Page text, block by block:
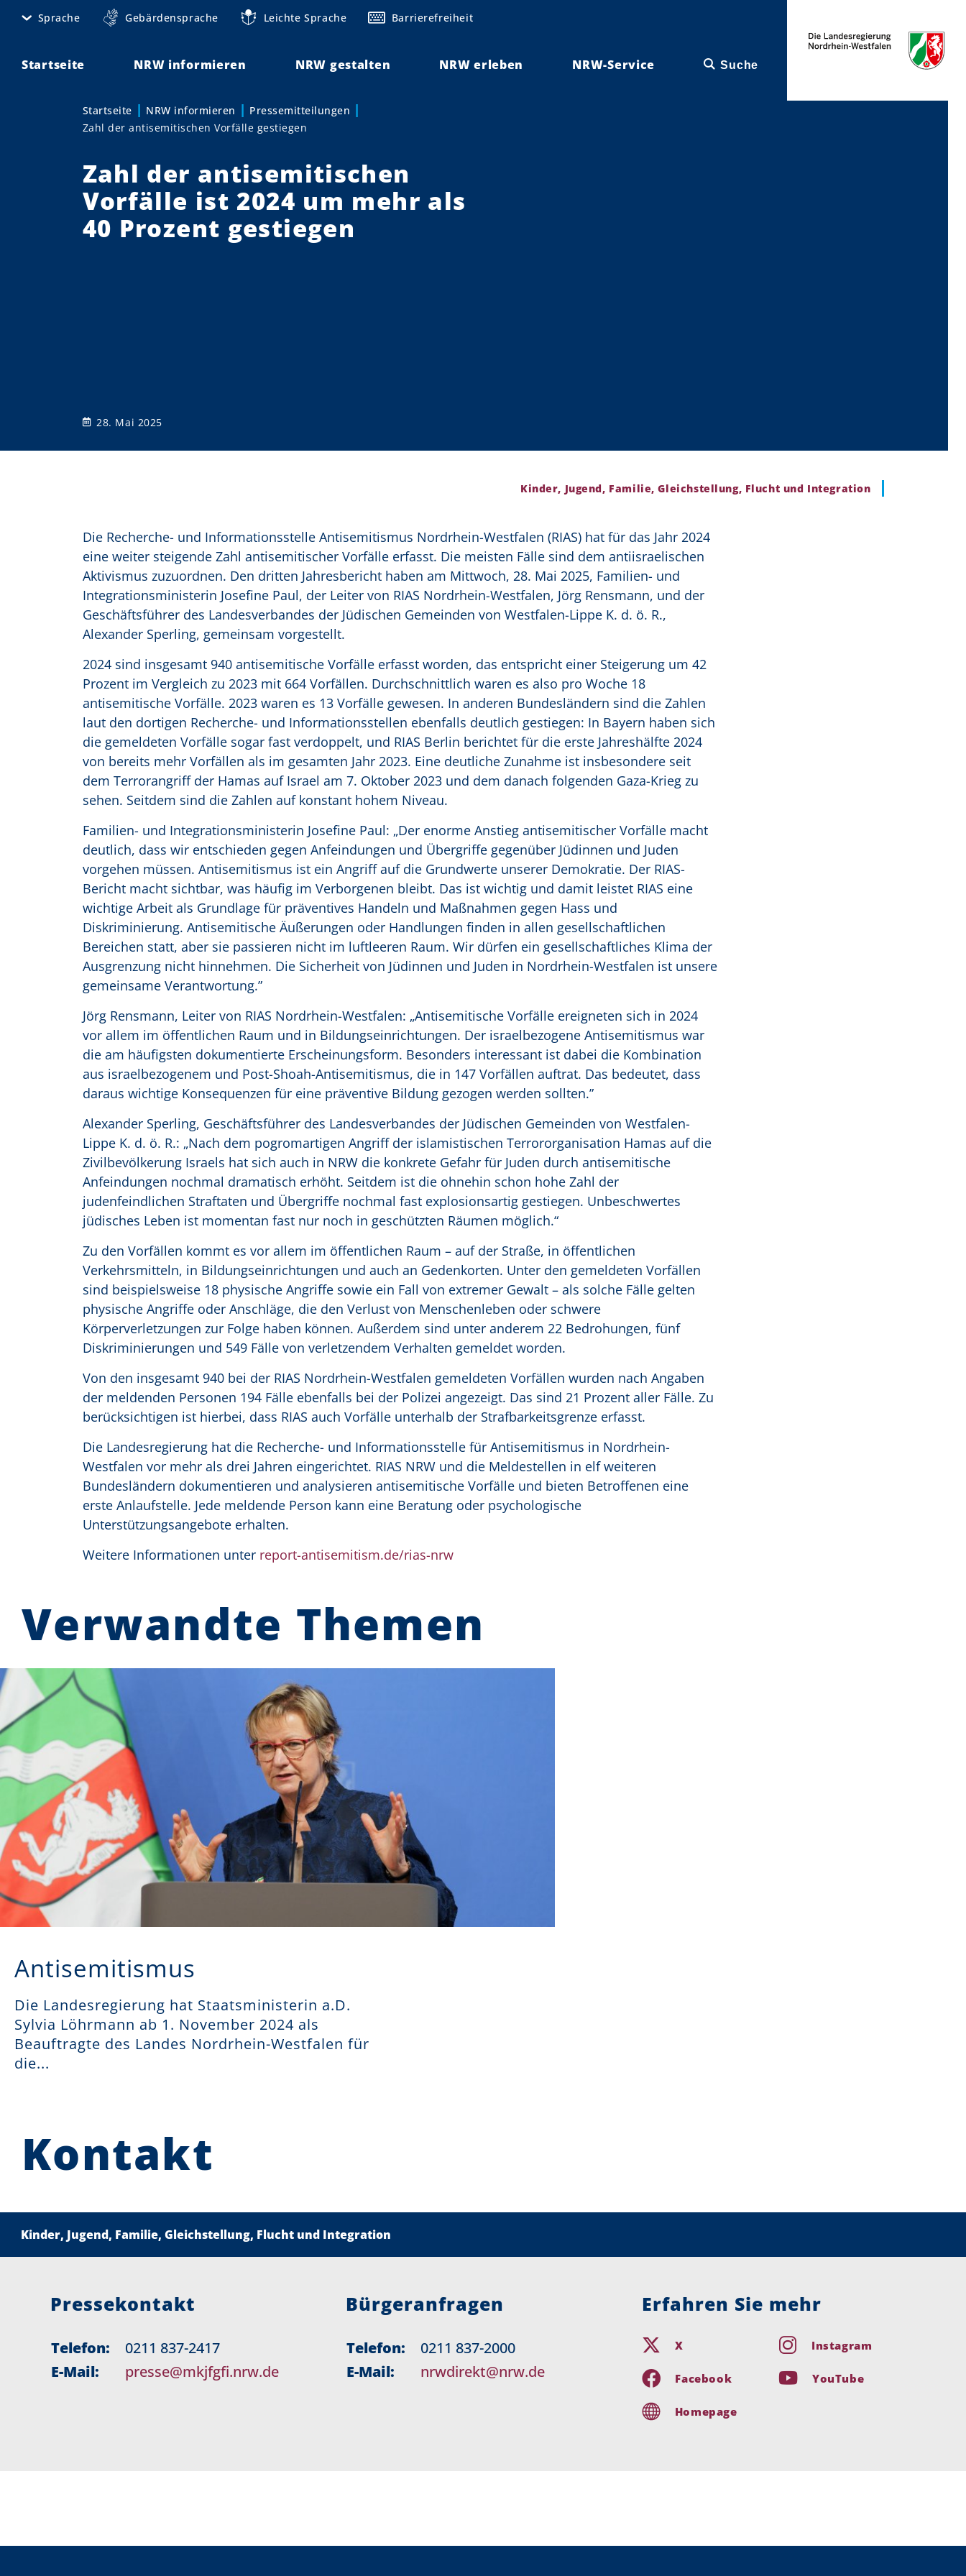
Sprache Gebärdensprache Leichte Sprache Barrierefreiheit
Startseite NRW informieren NRW gestalten NRW erleben NRW-Service Suche
Sie sind hier:
Startseite NRW informieren
Pressemitteilungen
Zahl der antisemitischen Vorfälle gestiegen
Zahl der antisemitischen
Vorfälle ist 2024 um mehr als
40 Prozent gestiegen
28. Mai 2025
Kinder, Jugend, Familie, Gleichstellung, Flucht und Integration
Die Recherche- und Informationsstelle Antisemitismus Nordrhein-Westfalen (RIAS) hat für das Jahr 2024
eine weiter steigende Zahl antisemitischer Vorfälle erfasst. Die meisten Fälle sind dem antiisraelischen
Aktivismus zuzuordnen. Den dritten Jahresbericht haben am Mittwoch, 28. Mai 2025, Familien- und
Integrationsministerin Josefine Paul, der Leiter von RIAS Nordrhein-Westfalen, Jörg Rensmann, und der
Geschäftsführer des Landesverbandes der Jüdischen Gemeinden von Westfalen-Lippe K. d. ö. R.,
Alexander Sperling, gemeinsam vorgestellt.
2024 sind insgesamt 940 antisemitische Vorfälle erfasst worden, das entspricht einer Steigerung um 42
Prozent im Vergleich zu 2023 mit 664 Vorfällen. Durchschnittlich waren es also pro Woche 18
antisemitische Vorfälle. 2023 waren es 13 Vorfälle gewesen. In anderen Bundesländern sind die Zahlen
laut den dortigen Recherche- und Informationsstellen ebenfalls deutlich gestiegen: In Bayern haben sich
die gemeldeten Vorfälle sogar fast verdoppelt, und RIAS Berlin berichtet für die erste Jahreshälfte 2024
von bereits mehr Vorfällen als im gesamten Jahr 2023. Eine deutliche Zunahme ist insbesondere seit
dem Terrorangriff der Hamas auf Israel am 7. Oktober 2023 und dem danach folgenden Gaza-Krieg zu
sehen. Seitdem sind die Zahlen auf konstant hohem Niveau.
Familien- und Integrationsministerin Josefine Paul: „Der enorme Anstieg antisemitischer Vorfälle macht
deutlich, dass wir entschieden gegen Anfeindungen und Übergriffe gegenüber Jüdinnen und Juden
vorgehen müssen. Antisemitismus ist ein Angriff auf die Grundwerte unserer Demokratie. Der RIAS-
Bericht macht sichtbar, was häufig im Verborgenen bleibt. Das ist wichtig und damit leistet RIAS eine
wichtige Arbeit als Grundlage für präventives Handeln und Maßnahmen gegen Hass und
Diskriminierung. Antisemitische Äußerungen oder Handlungen finden in allen gesellschaftlichen
Bereichen statt, aber sie passieren nicht im luftleeren Raum. Wir dürfen ein gesellschaftliches Klima der
Ausgrenzung nicht hinnehmen. Die Sicherheit von Jüdinnen und Juden in Nordrhein-Westfalen ist unsere
gemeinsame Verantwortung.”
Jörg Rensmann, Leiter von RIAS Nordrhein-Westfalen: „Antisemitische Vorfälle ereigneten sich in 2024
vor allem im öffentlichen Raum und in Bildungseinrichtungen. Der israelbezogene Antisemitismus war
die am häufigsten dokumentierte Erscheinungsform. Besonders interessant ist dabei die Kombination
aus israelbezogenem und Post-Shoah-Antisemitismus, die in 147 Vorfällen auftrat. Das bedeutet, dass
daraus wichtige Konsequenzen für eine präventive Bildung gezogen werden sollten.”
Alexander Sperling, Geschäftsführer des Landesverbandes der Jüdischen Gemeinden von Westfalen-
Lippe K. d. ö. R.: „Nach dem pogromartigen Angriff der islamistischen Terrororganisation Hamas auf die
Zivilbevölkerung Israels hat sich auch in NRW die konkrete Gefahr für Juden durch antisemitische
Anfeindungen nochmal dramatisch erhöht. Seitdem ist die ohnehin schon hohe Zahl der
judenfeindlichen Straftaten und Übergriffe nochmal fast explosionsartig gestiegen. Unbeschwertes
jüdisches Leben ist momentan fast nur noch in geschützten Räumen möglich.“
Zu den Vorfällen kommt es vor allem im öffentlichen Raum – auf der Straße, in öffentlichen
Verkehrsmitteln, in Bildungseinrichtungen und auch an Gedenkorten. Unter den gemeldeten Vorfällen
sind beispielsweise 18 physische Angriffe sowie ein Fall von extremer Gewalt – als solche Fälle gelten
physische Angriffe oder Anschläge, die den Verlust von Menschenleben oder schwere
Körperverletzungen zur Folge haben können. Außerdem sind unter anderem 22 Bedrohungen, fünf
Diskriminierungen und 549 Fälle von verletzendem Verhalten gemeldet worden.
Von den insgesamt 940 bei der RIAS Nordrhein-Westfalen gemeldeten Vorfällen wurden nach Angaben
der meldenden Personen 194 Fälle ebenfalls bei der Polizei angezeigt. Das sind 21 Prozent aller Fälle. Zu
berücksichtigen ist hierbei, dass RIAS auch Vorfälle unterhalb der Strafbarkeitsgrenze erfasst.
Die Landesregierung hat die Recherche- und Informationsstelle für Antisemitismus in Nordrhein-
Westfalen vor mehr als drei Jahren eingerichtet. RIAS NRW und die Meldestellen in elf weiteren
Bundesländern dokumentieren und analysieren antisemitische Vorfälle und bieten Betroffenen eine
erste Anlaufstelle. Jede meldende Person kann eine Beratung oder psychologische
Unterstützungsangebote erhalten.
Weitere Informationen unter report-antisemitism.de/rias-nrw
Verwandte Themen
Antisemitismus
Die Landesregierung hat Staatsministerin a.D.
Sylvia Löhrmann ab 1. November 2024 als
Beauftragte des Landes Nordrhein-Westfalen für
die...
Kontakt
Kinder, Jugend, Familie, Gleichstellung, Flucht und Integration
Pressekontakt
Telefon:
0211 837-2417
E-Mail:
presse@mkjfgfi.nrw.de
Bürgeranfragen
Telefon:
0211 837-2000
E-Mail:
nrwdirekt@nrw.de
Erfahren Sie mehr
X Instagram
Facebook YouTube
Homepage